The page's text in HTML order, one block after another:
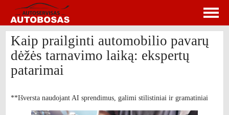
Kaip prailginti automobilio pavarų
dėžės tarnavimo laiką: ekspertų
patarimai
**Išversta naudojant AI sprendimus, galimi stilistiniai ir gramatiniai